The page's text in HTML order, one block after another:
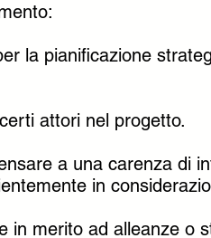
la pianificazione
attori nel progetto.
a una carenza di
in
in merito ad alleanze